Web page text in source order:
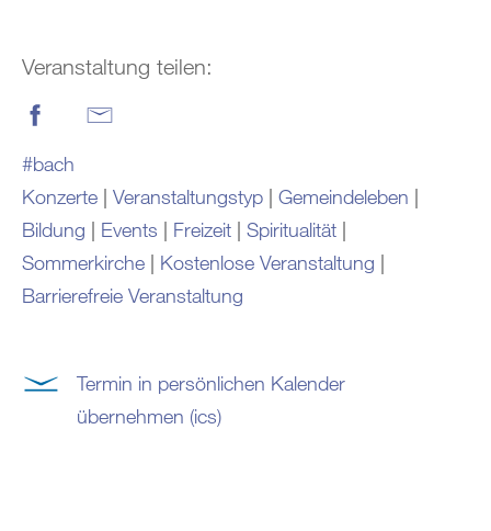
Veranstaltung teilen:
#bach
Konzerte | Veranstaltungstyp | Gemeindeleben |
Bildung | Events | Freizeit | Spiritualität |
Sommerkirche | Kostenlose Veranstaltung |
Barrierefreie Veranstaltung
Termin in persönlichen Kalender
übernehmen (ics)